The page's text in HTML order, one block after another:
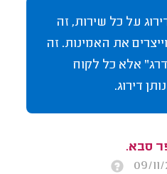
על כל שירות, זה
את האמינות. זה
אלא כל לקוח
דירוג.
סבא.